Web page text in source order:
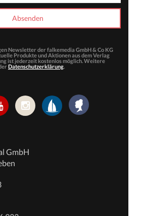
Newsletter der falkemedia GmbH & Co KG
Produkte und Aktionen aus dem Verlag
ist jederzeit kostenlos möglich. Weitere
Datenschutzerklärung.
GmbH